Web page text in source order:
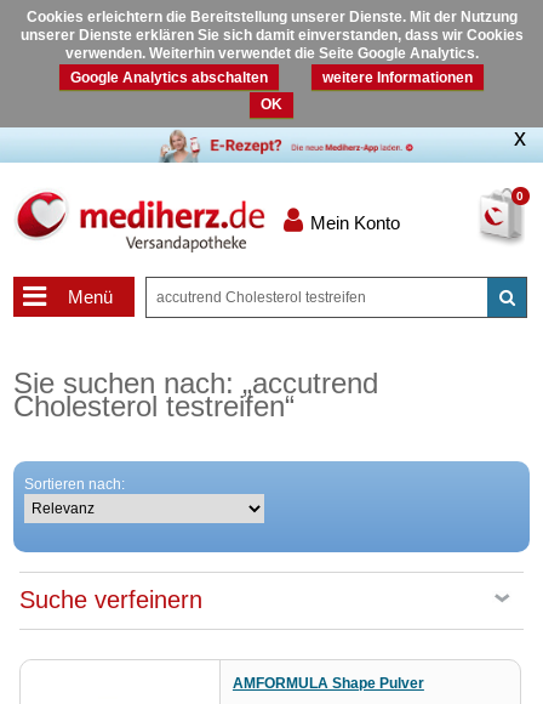
Cookies erleichtern die Bereitstellung unserer Dienste. Mit der Nutzung
unserer Dienste erklären Sie sich damit einverstanden, dass wir Cookies
verwenden. Weiterhin verwendet die Seite Google Analytics.
Google Analytics abschalten
weitere Informationen
OK
0
Mein Konto
Menü
Sie suchen nach: „accutrend
Cholesterol testreifen“
Sortieren nach:
Suche verfeinern
AMFORMULA Shape Pulver